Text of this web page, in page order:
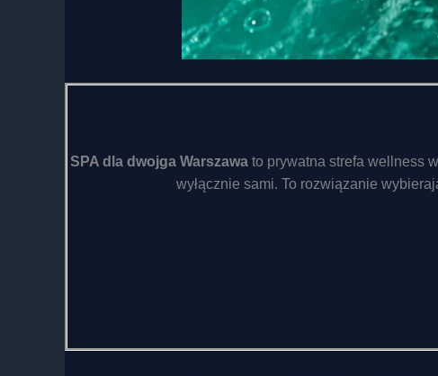
SPA dla dwojga Warszawa to prywatna strefa wellness
wyłącznie sami. To rozwiązanie